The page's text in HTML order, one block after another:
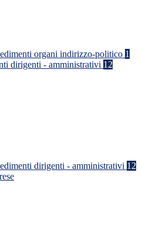
organi indirizzo-politico 1
dirigenti - amministrativi 12
dirigenti - amministrativi 12